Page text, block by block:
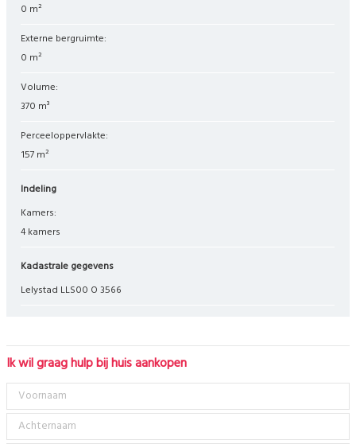
0 m²
Externe bergruimte:
0 m²
Volume:
370 m³
Perceeloppervlakte:
157 m²
Indeling
Kamers:
4 kamers
Kadastrale gegevens
Lelystad LLS00 O 3566
Ik wil graag hulp bij huis aankopen